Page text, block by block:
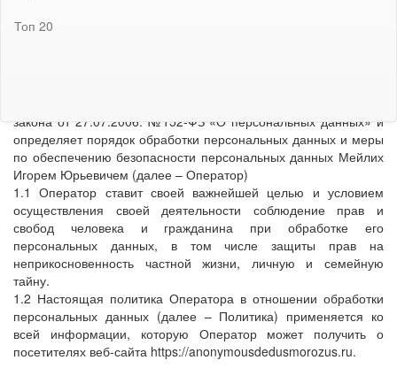
Топ 20персональных данных
закона от 27.07.2006. №152-ФЗ «О персональных данных» и
определяет порядок обработки персональных данных и меры
по обеспечению безопасности персональных данных Мейлих
Игорем Юрьевичем (далее – Оператор)
1.1 Оператор ставит своей важнейшей целью и условием
осуществления своей деятельности соблюдение прав и
свобод человека и гражданина при обработке его
персональных данных, в том числе защиты прав на
неприкосновенность частной жизни, личную и семейную
тайну.
1.2 Настоящая политика Оператора в отношении обработки
персональных данных (далее – Политика) применяется ко
всей информации, которую Оператор может получить о
посетителях веб-сайта https://anonymousdedusmorozus.ru.